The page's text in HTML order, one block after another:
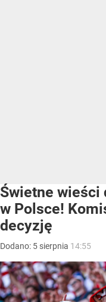
Świetne wieści
w Polsce!
decyzję
Dodano: 5 sierpnia 14:55